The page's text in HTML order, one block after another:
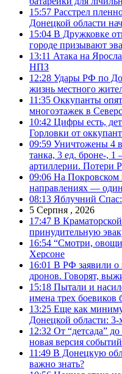
15:57 Расстрел
Донецкой области
15:04 В Дружковке
городе призывают
13:11 Атака на
НПЗ
12:28 Удары РФ по
жизнь местного
11:35 Оккупанты
многоэтажек в
10:42 Цифры есть,
Горловки от
09:59 Уничтожены 4
танка, 3 ед. броне-, 1
артиллерии. Потери
09:06 На Покровском
направлениях —
08:13 Яблучний Спас:
5 Серпня , 2026
17:47 В
принудительную
16:54 “Смотри,
Херсоне
16:01 В РФ заявили о
дронов. Говорят,
15:18 Пытали и
имена трех боевиков
13:25 Еще как
Донецкой области:
12:32 От “детсада”
новая версия
11:49 В Донецкую
важно знать?